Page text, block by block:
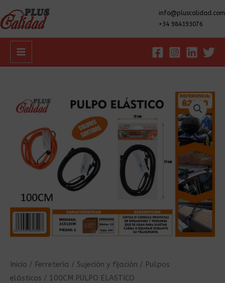
info@pluscalidad.com
+34 984193076
Main
Inicio / Ferretería / Sujeción y fijación / Pulpos
elásticos / 100CM PULPO ELASTICO